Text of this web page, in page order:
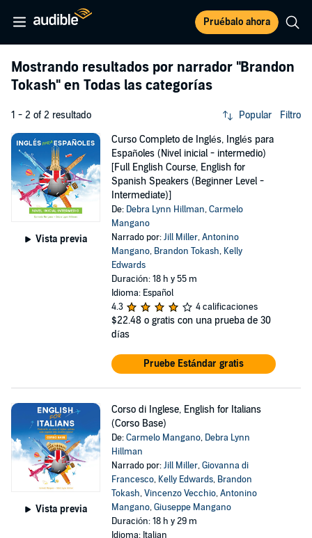
Pruébalo ahora
Mostrando resultados por narrador "Brandon
Tokash" en Todas las categorías
1 - 2 of 2 resultado Popular Filtro
Vista previa
Curso Completo de Inglés, Inglés para
Españoles (Nivel inicial - intermedio)
[Full English Course, English for
Spanish Speakers (Beginner Level -
Intermediate)]
De: Debra Lynn Hillman,Carmelo
Mangano
Narrado por:Jill Miller,Antonino
Mangano, Brandon Tokash, Kelly
Edwards
Duración: 18 h y 55 m
Idioma: Español
4.3
4 calificaciones
$22.48 o gratis con una prueba de 30
días
Pruebe Estándar gratis
Vista previa
Corso di Inglese, English for Italians
(Corso Base)
De:Carmelo Mangano, Debra Lynn
Hillman
Narrado por:Jill Miller,Giovanna di
Francesco, Kelly Edwards, Brandon
Tokash,Vincenzo Vecchio,Antonino
Mangano,Giuseppe Mangano
Duración: 18 h y 29 m
Idioma: Italian